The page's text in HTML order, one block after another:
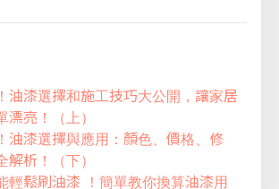
油漆選擇和施工技巧大公開，讓家居
漂亮！（上）
油漆選擇與應用：顏色、價格、修
解析！（下）
輕鬆刷油漆 ！簡單教你換算油漆用